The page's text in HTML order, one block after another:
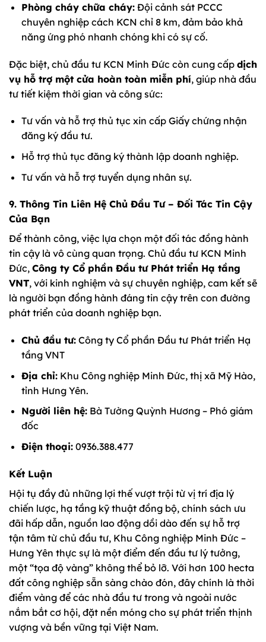
Phòng cháy chữa cháy:Đội cảnh sát PCCC
chuyên nghiệp cách KCN chỉ 8 km, đảm bảo khả
năng ứng phó nhanh chóng khi có sự cố.
Đặc biệt, chủ đầu tư KCN Minh Đức còn cung cấp dịch
vụ hỗ trợ một cửa hoàn toàn miễn phí, giúp nhà đầu
tư tiết kiệm thời gian và công sức:
Tư vấn và hỗ trợ thủ tục xin cấp Giấy chứng nhận
đăng ký đầu tư.
Hỗ trợ thủ tục đăng ký thành lập doanh nghiệp.
Tư vấn và hỗ trợ tuyển dụng nhân sự.
9. Thông Tin Liên Hệ Chủ Đầu Tư – Đối Tác Tin Cậy
Của Bạn
Để thành công, việc lựa chọn một đối tác đồng hành
tin cậy là vô cùng quan trọng. Chủ đầu tư KCN Minh
Đức, Công ty Cổ phần Đầu tư Phát triển Hạ tầng
VNT, với kinh nghiệm và sự chuyên nghiệp, cam kết sẽ
là người bạn đồng hành đáng tin cậy trên con đường
phát triển của doanh nghiệp bạn.
Chủ đầu tư:Công ty Cổ phần Đầu tư Phát triển Hạ
tầng VNT
Địa chỉ:Khu Công nghiệp Minh Đức, thị xã Mỹ Hào,
tỉnh Hưng Yên.
Người liên hệ:Bà Tường Quỳnh Hương – Phó giám
đốc
Điện thoại:0936.388.477
Kết Luận
Hội tụ đầy đủ những lợi thế vượt trội từ vị trí địa lý
chiến lược, hạ tầng kỹ thuật đồng bộ, chính sách ưu
đãi hấp dẫn, nguồn lao động dồi dào đến sự hỗ trợ
tận tâm từ chủ đầu tư, Khu Công nghiệp Minh Đức –
Hưng Yên thực sự là một điểm đến đầu tư lý tưởng,
một “tọa độ vàng” không thể bỏ lỡ. Với hơn 100 hecta
đất công nghiệp sẵn sàng chào đón, đây chính là thời
điểm vàng để các nhà đầu tư trong và ngoài nước
nắm bắt cơ hội, đặt nền móng cho sự phát triển thịnh
vượng và bền vững tại Việt Nam.